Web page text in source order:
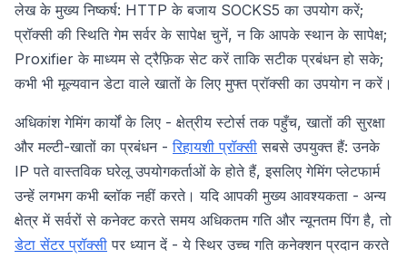
लेख के मुख्य निष्कर्ष: HTTP के बजाय SOCKS5 का उपयोग करें;
प्रॉक्सी की स्थिति गेम सर्वर के सापेक्ष चुनें, न कि आपके स्थान के सापेक्ष;
Proxifier के माध्यम से ट्रैफ़िक सेट करें ताकि सटीक प्रबंधन हो सके;
कभी भी मूल्यवान डेटा वाले खातों के लिए मुफ्त प्रॉक्सी का उपयोग न करें।
अधिकांश गेमिंग कार्यों के लिए - क्षेत्रीय स्टोर्स तक पहुँच, खातों की सुरक्षा
और मल्टी-खातों का प्रबंधन -रिहायशी प्रॉक्सी सबसे उपयुक्त हैं: उनके
IP पते वास्तविक घरेलू उपयोगकर्ताओं के होते हैं, इसलिए गेमिंग प्लेटफार्म
उन्हें लगभग कभी ब्लॉक नहीं करते। यदि आपकी मुख्य आवश्यकता - अन्य
क्षेत्र में सर्वरों से कनेक्ट करते समय अधिकतम गति और न्यूनतम पिंग है, तो
डेटा सेंटर प्रॉक्सी पर ध्यान दें - ये स्थिर उच्च गति कनेक्शन प्रदान करते